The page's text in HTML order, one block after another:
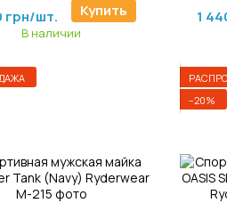
грн/шт. Купить
В наличии
1
−20%